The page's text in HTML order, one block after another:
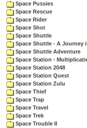
Space Pussies
Space Rescue
Space Rider
Space Shot
Space Shuttle
Space Shuttle - A Journey
Space Shuttle Adventure
Space Station -
Space Station 2048
Space Station Quest
Space Station Zulu
Space Thief
Space Trap
Space Travel
Space Trek
Space Trouble II